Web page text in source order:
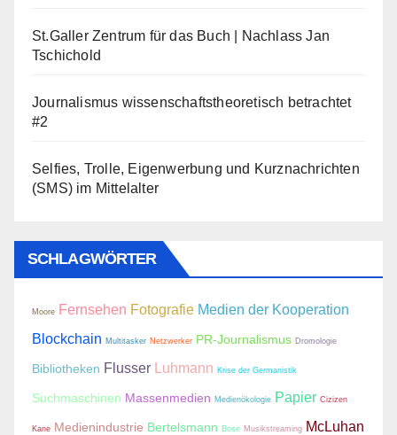
St.Galler Zentrum für das Buch | Nachlass Jan
Tschichold
Journalismus wissenschaftstheoretisch betrachtet
#2
Selfies, Trolle, Eigenwerbung und Kurznachrichten
(SMS) im Mittelalter
SCHLAGWÖRTER
Moore Fernsehen Fotografie Medien der Kooperation
Blockchain Multitasker Netzwerker PR-Journalismus Dromologie
Bibliotheken Flusser Luhmann Krise der Germanistik
Suchmaschinen Massenmedien Medienökologie Papier Cizizen
Kane Medienindustrie Bertelsmann Bose Musikstreaming McLuhan